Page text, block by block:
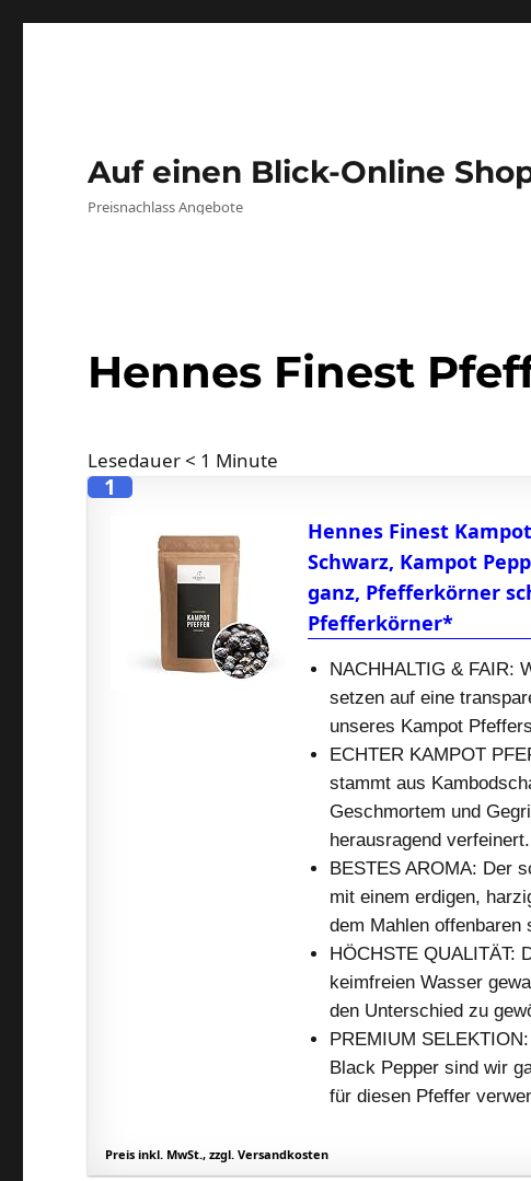
Auf einen Blick-Online
Preisnachlass Angebote
Hennes Finest
Lesedauer < 1 Minute
1
Hennes Finest
Schwarz, Kampot
ganz, Pfefferkörner
Pfefferkörner*
NACHHALTIG & FAIR:
setzen auf eine
unseres Kampot
ECHTER KAMPOT
stammt aus
Geschmortem und
herausragend verfeinert.
BESTES AROMA: Der
mit einem erdigen,
dem Mahlen offenbaren
HÖCHSTE QUALITÄT:
keimfreien Wasser
den Unterschied zu
PREMIUM
Black Pepper sind wir
für diesen Pfeffer
Preis inkl. MwSt., zzgl. Versandkosten